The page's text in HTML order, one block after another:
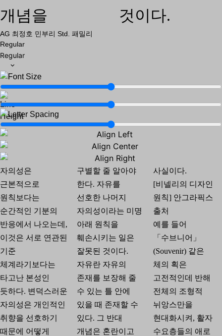
개념을
것이다.
AG 최정호 민부리 Std. 패밀리
Regular
Regular
자의성은
근본적으로
원칙보다는
순간적인 기분의
반응에서 나오는데,
이것은 서로 연관된
기준
체계라기보다는
타고난 본성인
듯하다. 변덕스러운
자의성은 개인적인
취향을 선호하기
때문에 어떻게
구별할 줄 알아야
한다. 자유를
선호한 나머지
자의성이라는 미명
아래 원칙을
훼손시키는 일은
잘못된 것이다.
자유란 자유의
존재를 보장해 줄
수 있는 틀 안에
있을 때 존재할 수
있다. 그 반대
개념은 혼란이고
사실이다.
[비넬리의 디자인
원칙] 안그라픽스
출처
예를 들어
「수브니어」
(Souvenir) 같은
체의 획은
고전적인데 반해
전체의 조형적
뉘앙스만을
현대화시켜, 활자
수요층들의 애로